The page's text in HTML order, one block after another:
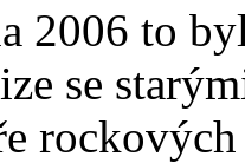
2006 to
se